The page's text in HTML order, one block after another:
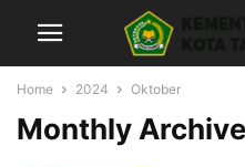
Home 2024 Oktober
Monthly